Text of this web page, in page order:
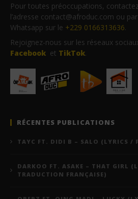
Pour toutes préoccupations,
l’adresse contact@afroduc.com ou
Whatsapp sur le +229 0166313636.
Rejoignez-nous sur les réseaux
Facebook et TikTok.
RÉCENTES PUBLICATIONS
TAYC FT. DIDI B – SALO (LYRICS /
DARKOO FT. ASAKE – THAT GIRL
TRADUCTION FRANÇAISE)